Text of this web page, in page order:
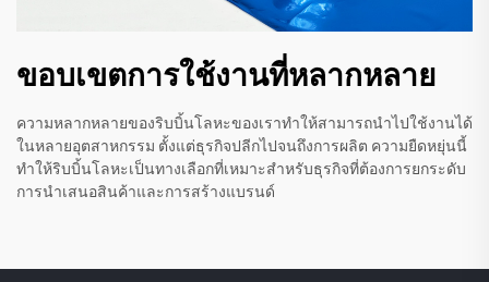
ขอบเขตการใช้งานที่หลากหลาย
ความหลากหลายของริบบิ้นโลหะของเราทำให้สามารถนำไปใช้งานได้
ในหลายอุตสาหกรรม ตั้งแต่ธุรกิจปลีกไปจนถึงการผลิต ความยืดหยุ่นนี้
ทำให้ริบบิ้นโลหะเป็นทางเลือกที่เหมาะสำหรับธุรกิจที่ต้องการยกระดับ
การนำเสนอสินค้าและการสร้างแบรนด์